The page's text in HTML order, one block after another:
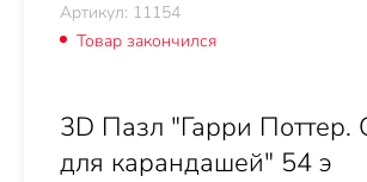
Артикул: 11154
Товар закончился
3D Пазл "Гарри Поттер.
для карандашей" 54 э